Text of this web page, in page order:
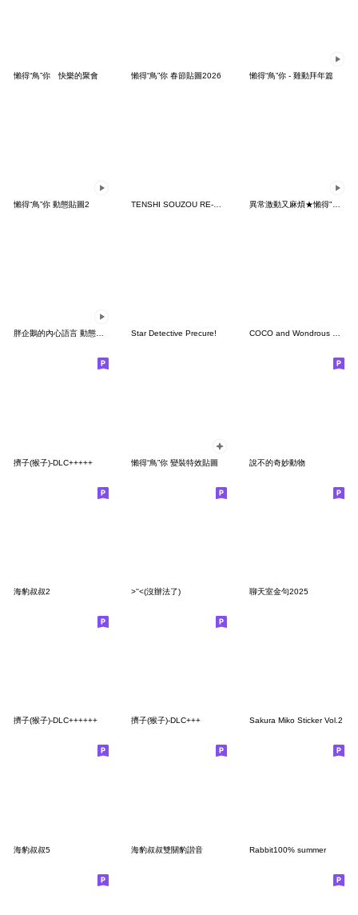
懶得“鳥”你 快樂的聚會 懶得“鳥”你 春節貼圖2026 懶得“鳥”你 - 雞動拜年篇
懶得“鳥”你 動態貼圖2 異常激動又麻煩★懶得"鳥"你 × Betakkuma
胖企鵝的內心語言 動態貼圖 Star Detective Precure! COCO and Wondrous Gang 34
擠子(猴子)-DLC+++++ 懶得“鳥”你 變裝特效貼圖 說不的奇妙動物
海豹叔叔2 >''<(沒辦法了) 聊天室金句2025
擠子(猴子)-DLC++++++ 擠子(猴子)-DLC+++ Sakura Miko Sticker Vol.2
海豹叔叔5 海豹叔叔雙關豹諧音 Rabbit100% summer